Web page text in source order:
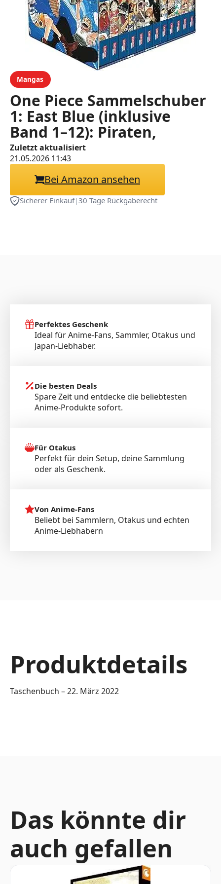
Mangas
One Piece Sammelschuber
1: East Blue (inklusive
Band 1–12): Piraten,
Abenteuer und der größte
Schatz der Welt!
Zuletzt aktualisiert
21.05.2026 11:43
Bei Amazon ansehen
Sicherer Einkauf|30 Tage Rückgaberecht
Perfektes Geschenk
Ideal für Anime-Fans, Sammler, Otakus und
Japan-Liebhaber.
Die besten Deals
Spare Zeit und entdecke die beliebtesten
Anime-Produkte sofort.
Für Otakus
Perfekt für dein Setup, deine Sammlung
oder als Geschenk.
Von Anime-Fans
Beliebt bei Sammlern, Otakus und echten
Anime-Liebhabern
Produktdetails
Taschenbuch – 22. März 2022
Das könnte dir
auch gefallen